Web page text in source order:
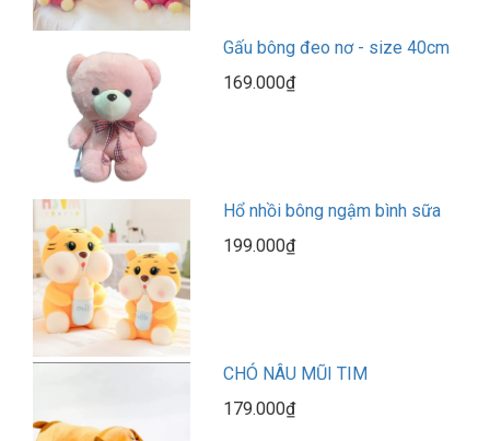
Gấu bông đeo nơ - size 40cm
169.000₫
Hổ nhồi bông ngậm bình sữa
199.000₫
CHÓ NÂU MŨI TIM
179.000₫